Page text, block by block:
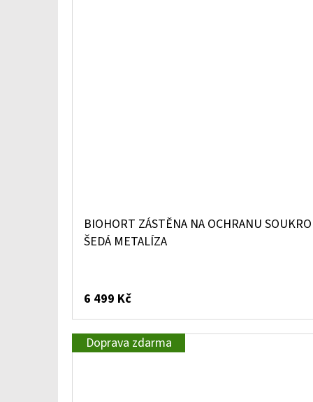
BIOHORT ZÁSTĚNA NA OCHRANU
ŠEDÁ METALÍZA
6 499 Kč
Doprava zdarma